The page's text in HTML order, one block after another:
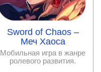
Sword of Chaos –
Меч Хаоса
Мобильная игра в жанре
ролевого развития.